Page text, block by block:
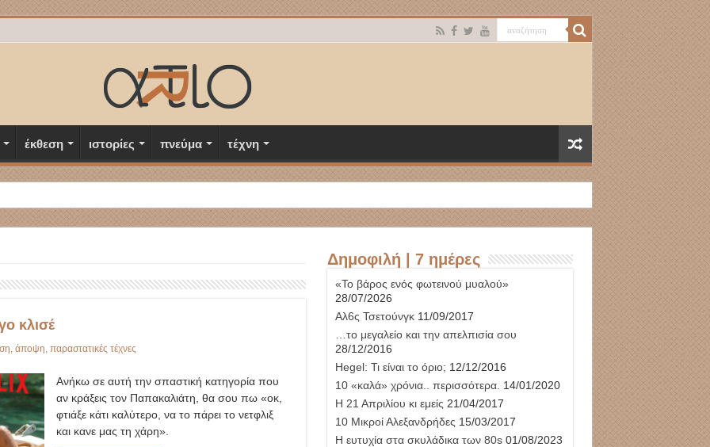
έκθεση ιστορίες πνεύμα τέχνη
κλισέ
άποψη παραστατικές τέχνες
Ανήκω σε αυτή την σπαστική κατηγορία που
αν κράξεις τον Παπακαλιάτη, θα σου πω «οκ,
φτιάξε κάτι καλύτερο, να το πάρει το νετφλιξ
και κανε μας τη χάρη».
Δημοφιλή | 7 ημέρες
«Το βάρος ενός φωτεινού μυαλού»
28/07/2026
Αλ6ς Τσετούνγκ11/09/2017
…το μεγαλείο και την απελπισία σου
28/12/2016
Hegel: Τι είναι το όριο; 12/12/2016
10 «καλά» χρόνια.. περισσότερα. 14/01/2020
Η 21 Απριλίου κι εμείς 21/04/2017
10 Μικροί Αλεξανδρήδες 15/03/2017
Η ευτυχία στα σκυλάδικα των 80s01/08/2023